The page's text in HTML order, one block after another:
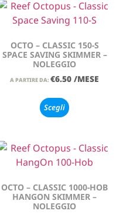
OCTO – CLASSIC 150-S
SPACE SAVING SKIMMER –
NOLEGGIO
A PARTIRE DA: €6.50 /MESE
Scegli
OCTO – CLASSIC 1000-HOB
HANGON SKIMMER –
NOLEGGIO